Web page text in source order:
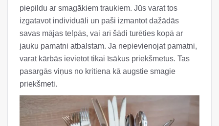
piepildu ar smagākiem traukiem. Jūs varat tos
izgatavot individuāli un paši izmantot dažādās
savas mājas telpās, vai arī šādi turēties kopā ar
jauku pamatni atbalstam. Ja nepievienojat pamatni,
varat kārbās ievietot tikai īsākus priekšmetus. Tas
pasargās viņus no kritiena kā augstie smagie
priekšmeti.